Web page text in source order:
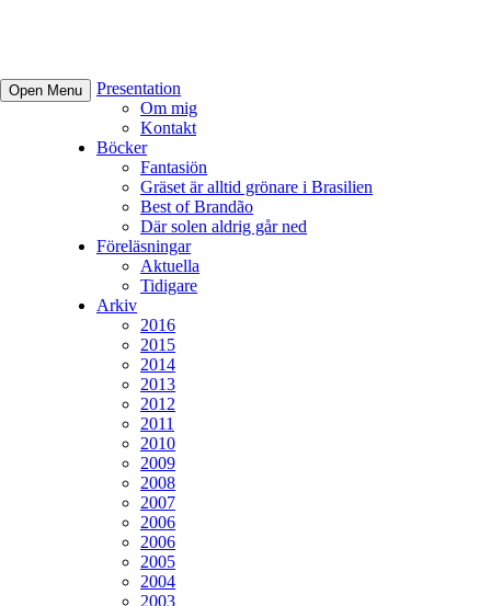
Open Menu
Presentation
Om mig
Kontakt
Böcker
Fantasiön
Gräset är alltid grönare i Brasilien
Best of Brandão
Där solen aldrig går ned
Föreläsningar
Aktuella
Tidigare
Arkiv
2016
2015
2014
2013
2012
2011
2010
2009
2008
2007
2006
2006
2005
2004
2003